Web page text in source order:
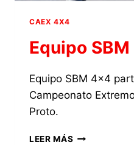
CAEX 4X4
Equipo
Equipo SBM 4×4
Campeonato
Proto.
LEER MÁS EQUIPO